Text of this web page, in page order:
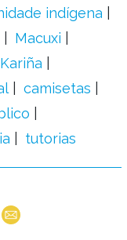
indígena
Macuxi
Kariña
camisetas
tutorias